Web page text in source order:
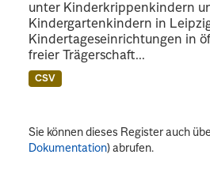
unter Kinderkrippenkindern
Kindergartenkindern in
Kindertageseinrichtungen in
freier Trägerschaft...
CSV
Sie können dieses Register auch
Dokumentation) abrufen.